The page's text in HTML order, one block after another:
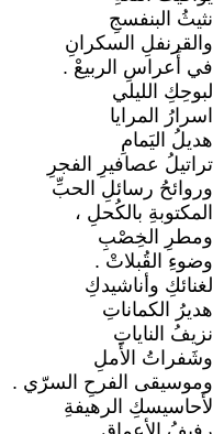
نثيثُ البنفسجِ
والقرنفلِ السكرانِ
في أَعراسِ الربيعْ .
لبوحِكِ الليلي
اسرارُ المرايا
هديلُ اليَمامِ
تراتيلُ عصافيرِ الفجرِ
وروائحُ رسائلِ الحبِّ
المكتوبةِ بالكُحلِ ،
ومطرِ الخِصْبِ
وضوءِ القُبلاتْ .
لغنائكِ وأناشيدكِ
هديرُ الكماناتِ
نزيفُ الناياتِ
وشَفراتُ الأَملِ
وموسيقى الفرحِ السرّي .
لأَحاسيسكِ الرهيفةِ